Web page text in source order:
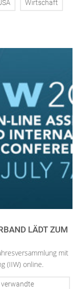
Wirtschaft
LÄDT ZUM Z
mit
(IIW) online.
verwandte